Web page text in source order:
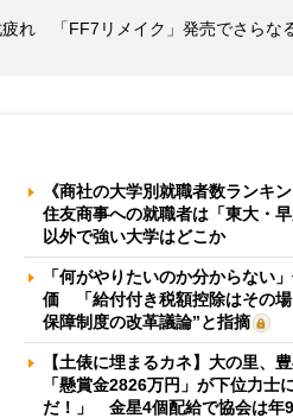
れ 「FF7リメイク」発売でさらな
《商社の大学別就職者数ランキ
住友商事への就職者は「東大・
以外で強い大学はどこか
「何がやりたいのか分からない
価 「給付付き税額控除はその
保障制度の改革議論”と指摘
【土俵に埋まるカネ】大の里、
「懸賞金2826万円」が下位力士
だ！」 金星4個配給で協会は年